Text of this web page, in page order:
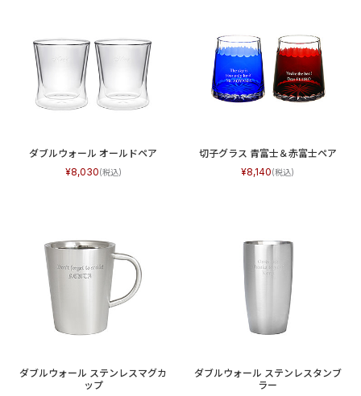
ダブルウォール オールドペア
8,030
切子グラス 青富士＆赤富士ペア
8,140
ダブルウォール ステンレスマグカ
ップ
ダブルウォール ステンレスタンブ
ラー